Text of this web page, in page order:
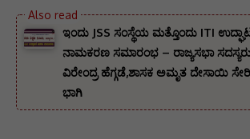
ಇಂದು JSS ಸಂಸ್ಥೆಯ ಮತ್ತೊಂದು ITI
ನಾಮಕರಣ ಸಮಾರಂಭ – ರಾಜ್ಯಸಭಾ
ವಿರೇಂದ್ರ ಹೆಗ್ಗಡೆ,ಶಾಸಕ ಅಮೃತ ದೇಸಾಯಿ
ಭಾಗಿ